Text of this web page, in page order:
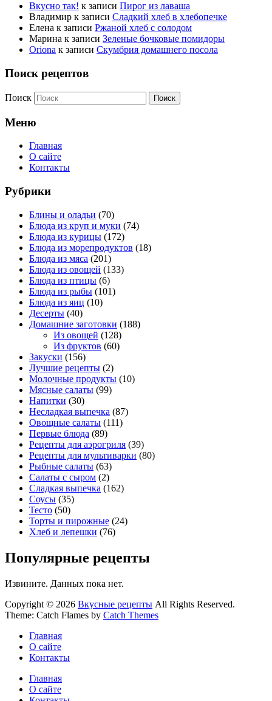
Вкусно так! к записи Пирог из лаваша
Владимир к записи Сладкий хлеб в хлебопечке
Елена к записи Ржаной хлеб с солодом
Марина к записи Зеленые бочковые помидоры
Oriona к записи Скумбрия домашнего посола
Поиск рецептов
Поиск
Меню
Главная
О сайте
Контакты
Рубрики
Блины и оладьи (70)
Блюда из круп и муки (74)
Блюда из курицы (172)
Блюда из морепродуктов (18)
Блюда из мяса (201)
Блюда из овощей (133)
Блюда из птицы (6)
Блюда из рыбы (101)
Блюда из яиц (10)
Десерты (40)
Домашние заготовки (188)
Из овощей (128)
Из фруктов (60)
Закуски (156)
Лучшие рецепты (2)
Молочные продукты (10)
Мясные салаты (99)
Напитки (30)
Несладкая выпечка (87)
Овощные салаты (111)
Первые блюда (89)
Рецепты для аэрогриля (39)
Рецепты для мультиварки (80)
Рыбные салаты (63)
Салаты с сыром (2)
Сладкая выпечка (162)
Соусы (35)
Тесто (50)
Торты и пирожные (24)
Хлеб и лепешки (76)
Популярные рецепты
Извините. Данных пока нет.
Copyright © 2026 Вкусные рецепты All Rights Reserved.
Theme: Catch Flames by Catch Themes
Главная
О сайте
Контакты
Главная
О сайте